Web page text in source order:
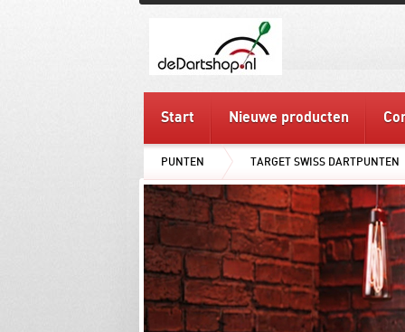
Start Nieuwe producten
PUNTEN TARGET SWISS DARTPUNTEN